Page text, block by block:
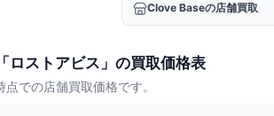
Clove Baseの店舗買取
ロストアビス」の買取価格表
点での店舗買取価格です。